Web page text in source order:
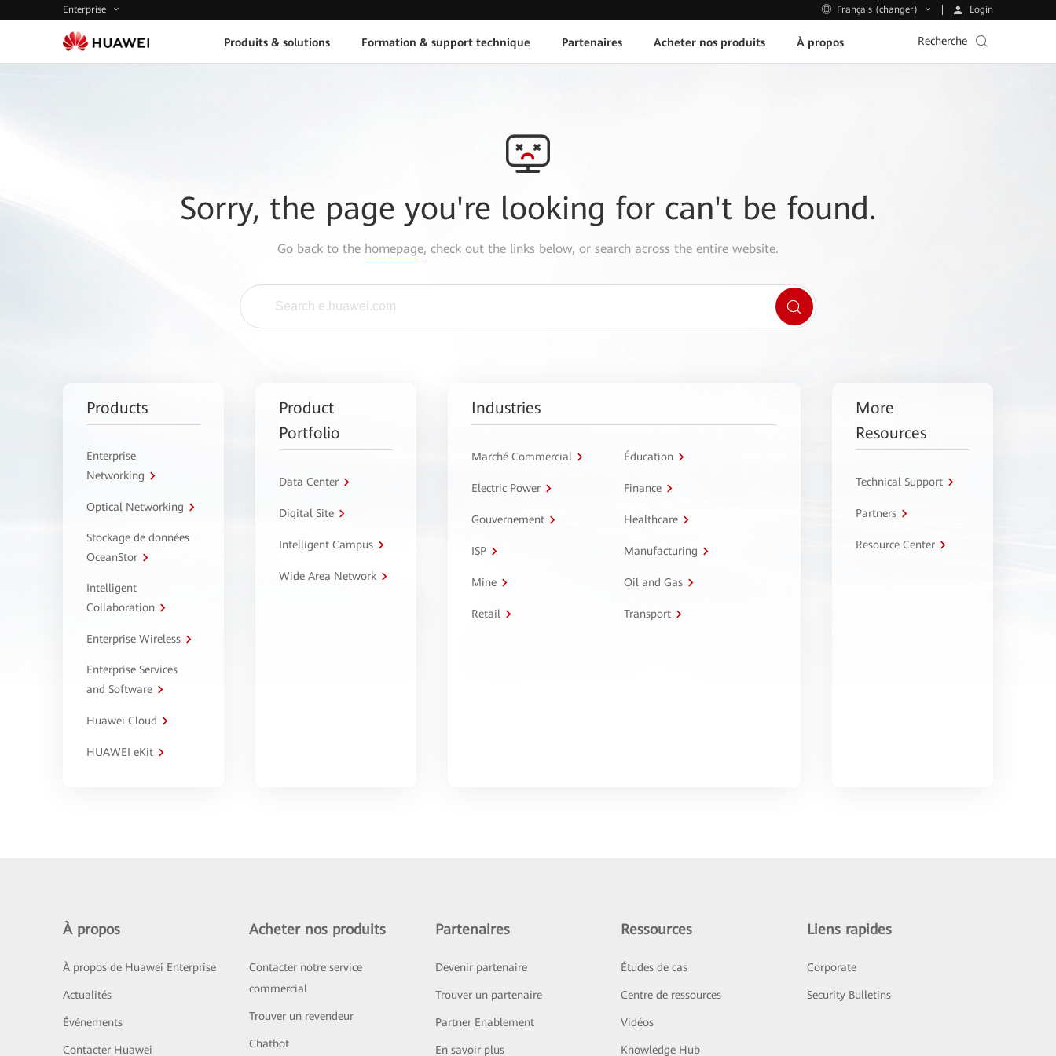
Enterprise Français (changer) Login
Produits & solutions Formation & support technique Partenaires Acheter nos produits À propos Recherche
Sorry, the page you're looking for can't be found.
Go back to the homepage, check out the links below, or search across the entire website.
Products
Enterprise
Networking
Optical Networking
Stockage de données
OceanStor
Intelligent
Collaboration
Enterprise Wireless
Enterprise Services
and Software
Huawei Cloud
HUAWEI eKit
Product
Portfolio
Data Center
Digital Site
Intelligent Campus
Wide Area Network
Industries
Marché Commercial Éducation
Electric Power Finance
Gouvernement Healthcare
ISP Manufacturing
Mine Oil and Gas
Retail Transport
More
Resources
Technical Support
Partners
Resource Center
À propos
À propos de Huawei Enterprise
Actualités
Événements
Contacter Huawei
Acheter nos produits
Contacter notre service
commercial
Trouver un revendeur
Chatbot
Partenaires
Devenir partenaire
Trouver un partenaire
Partner Enablement
En savoir plus
Ressources
Études de cas
Centre de ressources
Vidéos
Knowledge Hub
Liens rapides
Corporate
Security Bulletins